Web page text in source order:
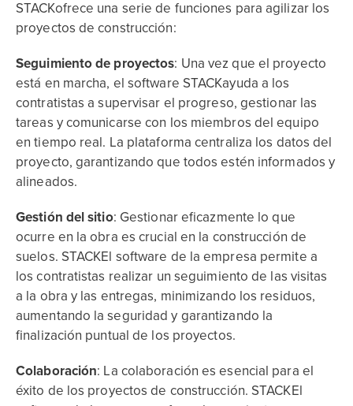
STACKofrece una serie de funciones para agilizar los
proyectos de construcción:
Seguimiento de proyectos: Una vez que el proyecto
está en marcha, el software STACKayuda a los
contratistas a supervisar el progreso, gestionar las
tareas y comunicarse con los miembros del equipo
en tiempo real. La plataforma centraliza los datos del
proyecto, garantizando que todos estén informados y
alineados.
Gestión del sitio: Gestionar eficazmente lo que
ocurre en la obra es crucial en la construcción de
suelos. STACKEl software de la empresa permite a
los contratistas realizar un seguimiento de las visitas
a la obra y las entregas, minimizando los residuos,
aumentando la seguridad y garantizando la
finalización puntual de los proyectos.
Colaboración: La colaboración es esencial para el
éxito de los proyectos de construcción. STACKEl